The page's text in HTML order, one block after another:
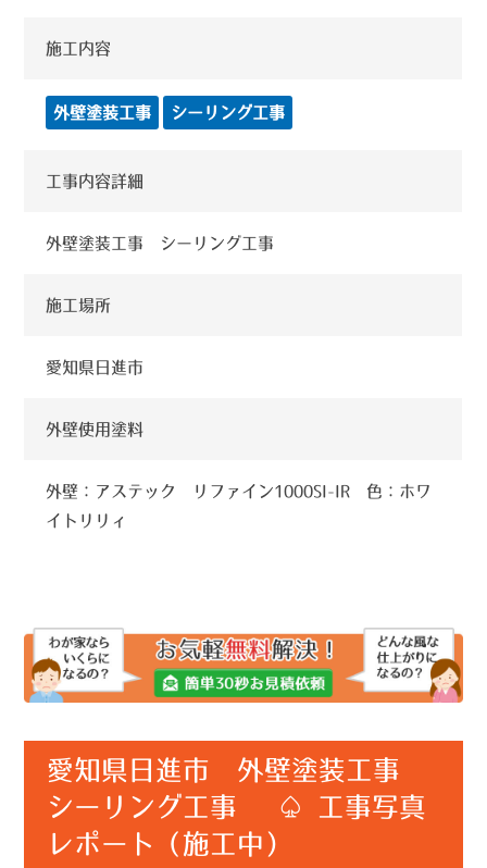
施工内容
外壁塗装工事 シーリング工事
工事内容詳細
外壁塗装工事 シーリング工事
施工場所
愛知県日進市
外壁使用塗料
外壁：アステック リファイン1000SI-IR 色：ホワ
イトリリィ
愛知県日進市 外壁塗装工事
シーリング工事 ♤ 工事写真
レポート（施工中）